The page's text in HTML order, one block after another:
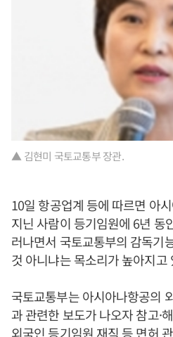
▲ 김현미 국토교통부 장관.
10일 항공업계 등에 따르면 아
지닌 사람이 등기임원에 6년 동
러나면서 국토교통부의 감독기
것 아니냐는 목소리가 높아지고
국토교통부는 아시아나항공의
과 관련한 보도가 나오자 참고·
외국인 등기임원 재직 등 면허